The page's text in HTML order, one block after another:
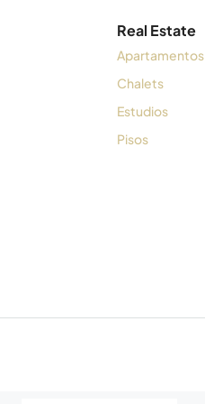
Real Estate
Apartamentos
Chalets
Estudios
Pisos